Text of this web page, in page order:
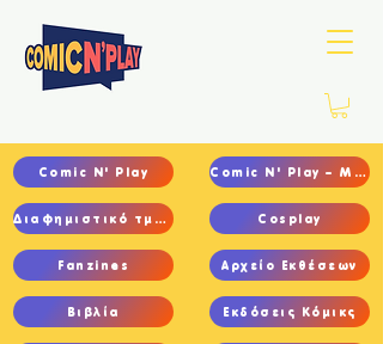
Comic N' Play
Διαφημιστικό τμήμα
Fanzines
Βιβλία
Comic N' Play – Main
Cosplay
Αρχείο Εκθέσεων
Εκδόσεις Κόμικς